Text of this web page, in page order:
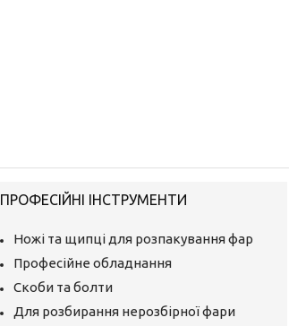
ПРОФЕСІЙНІ ІНСТРУМЕНТИ
Ножі та щипці для розпакування фар
Професійне обладнання
Скоби та болти
Для розбирання нерозбірної фари